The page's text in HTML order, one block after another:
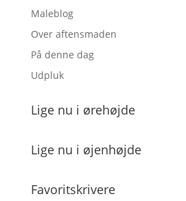
Maleblog
Over aftensmaden
På denne dag
Udpluk
Lige nu i ørehøjde
Lige nu i øjenhøjde
Favoritskrivere